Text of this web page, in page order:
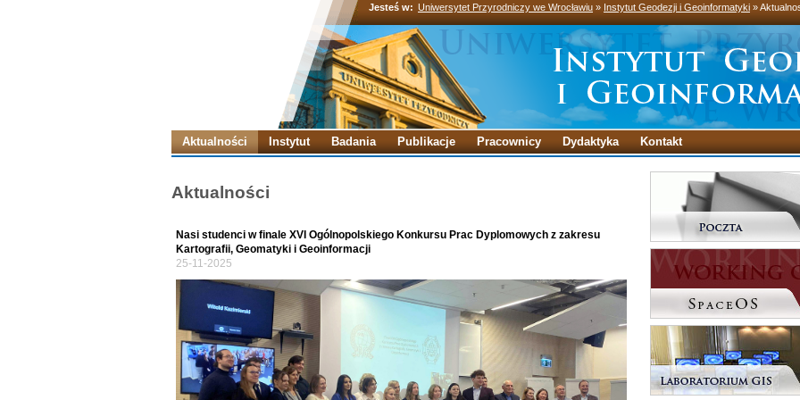
Jesteś w: Uniwersytet Przyrodniczy we Wrocławiu » Instytut Geodezji i Geoinformatyki »
Aktualności Instytut Badania Publikacje Pracownicy Dydaktyka Kontakt
Aktualności
Nasi studenci w finale XVI Ogólnopolskiego Konkursu Prac Dyplomowych z zakresu
Kartografii, Geomatyki i Geoinformacji
25-11-2025